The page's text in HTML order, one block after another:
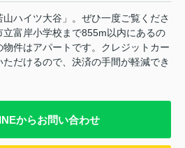
ハイツ大谷」。ぜひ一度ご覧くださ
富岸小学校まで855m以内にあるの
件はアパートです。クレジットカー
ただけるので、決済の手間が軽減でき
からお問い合わせ